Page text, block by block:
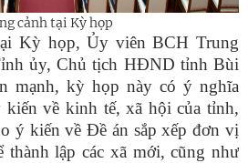
cảnh tại Kỳ họp
Kỳ họp, Ủy viên BCH Trung
ủy, Chủ tịch HĐND tỉnh Bùi
mạnh, kỳ họp này có ý nghĩa
kiến về kinh tế, xã hội của tỉnh,
ý kiến về Đề án sắp xếp đơn vị
thành lập các xã mới, cũng như